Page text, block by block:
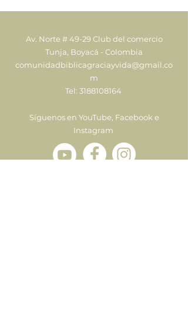
Av. Norte # 49-29 Club del comercio
Tunja, Boyacá - Colombia
comunidadbiblicagraciayvida@gmail.co
m
Tel: 3188108164
Síguenos en YouTube, Facebook e
Instagram